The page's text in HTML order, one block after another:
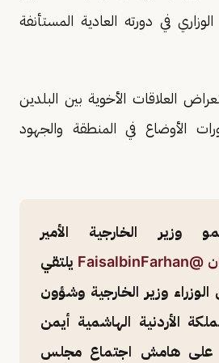
في دورته العادية المستأنفة
العلاقات الأخوية بين البلدين
الأوضاع في المنطقة والجهود
الخارجية الأمير
@FaisalbinFarhan
يلتقي
وزير الخارجية وشؤون
الأردنية الهاشمية أيمن
على هامش اجتماع مجلس